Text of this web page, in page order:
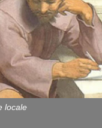
locale